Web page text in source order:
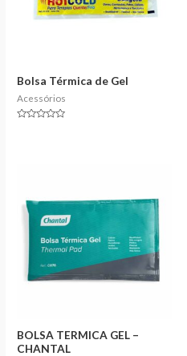
Bolsa Térmica de Gel
Acessórios
BOLSA TERMICA GEL –
CHANTAL